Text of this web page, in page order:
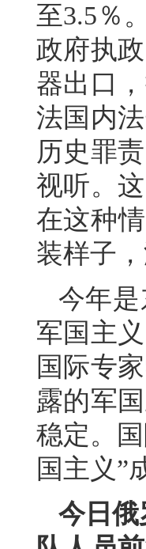
至3.5％
政府执
器出口
法国内
历史罪
视听。
在这种
装样子
今年
军国主
国际专
露的军
稳定。
国主义”
今日